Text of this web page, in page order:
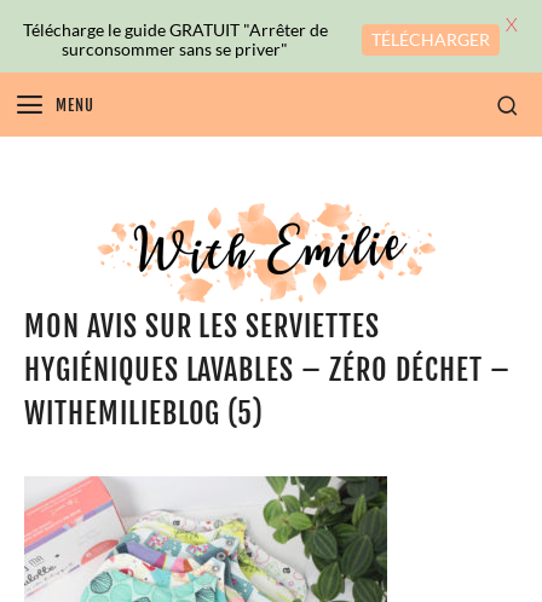
MENU
MON AVIS SUR LES SERVIETTES
HYGIÉNIQUES LAVABLES – ZÉRO DÉCHET –
WITHEMILIEBLOG (5)
Télécharge le guide GRATUIT "Arrêter de
surconsommer sans se priver"
TÉLÉCHARGER
X